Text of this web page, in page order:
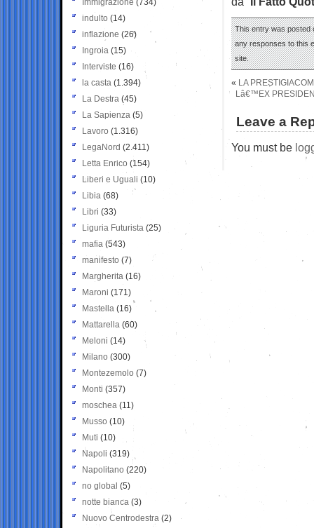
This entry was posted
any responses to this
site.
« LA
Lâ€™EX
Leave a
You must be
Immigrazione (734)
indulto (14)
inflazione (26)
Ingroia (15)
Interviste (16)
la casta (1.394)
La Destra (45)
La Sapienza (5)
Lavoro (1.316)
LegaNord (2.411)
Letta Enrico (154)
Liberi e Uguali (10)
Libia (68)
Libri (33)
Liguria Futurista (25)
mafia (543)
manifesto (7)
Margherita (16)
Maroni (171)
Mastella (16)
Mattarella (60)
Meloni (14)
Milano (300)
Montezemolo (7)
Monti (357)
moschea (11)
Musso (10)
Muti (10)
Napoli (319)
Napolitano (220)
no global (5)
notte bianca (3)
Nuovo Centrodestra (2)